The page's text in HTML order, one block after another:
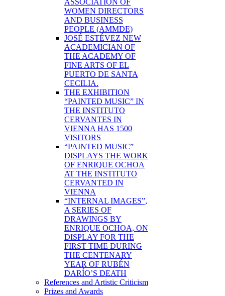
ASSOCIATION OF
WOMEN DIRECTORS
AND BUSINESS
PEOPLE (AMMDE)
JOSÉ ESTÉVEZ NEW
ACADEMICIAN OF
THE ACADEMY OF
FINE ARTS OF EL
PUERTO DE SANTA
CECILIA.
THE EXHIBITION
“PAINTED MUSIC” IN
THE INSTITUTO
CERVANTES IN
VIENNA HAS 1500
VISITORS
“PAINTED MUSIC”
DISPLAYS THE WORK
OF ENRIQUE OCHOA
AT THE INSTITUTO
CERVANTED IN
VIENNA
“INTERNAL IMAGES”,
A SERIES OF
DRAWINGS BY
ENRIQUE OCHOA, ON
DISPLAY FOR THE
FIRST TIME DURING
THE CENTENARY
YEAR OF RUBÉN
DARÍO’S DEATH
References and Artistic Criticism
Prizes and Awards